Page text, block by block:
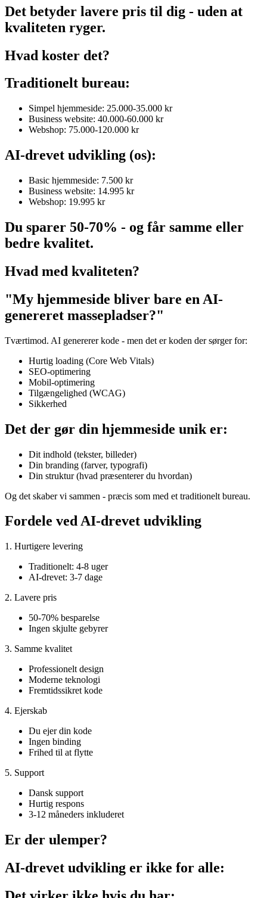
Det betyder lavere pris til dig - uden at
kvaliteten ryger.
Hvad koster det?
Traditionelt bureau:
Simpel hjemmeside: 25.000-35.000 kr
Business website: 40.000-60.000 kr
Webshop: 75.000-120.000 kr
AI-drevet udvikling (os):
Basic hjemmeside: 7.500 kr
Business website: 14.995 kr
Webshop: 19.995 kr
Du sparer 50-70% - og får samme eller
bedre kvalitet.
Hvad med kvaliteten?
"My hjemmeside bliver bare en AI-
genereret massepladser?"
Tværtimod. AI genererer kode - men det er koden der sørger for:
Hurtig loading (Core Web Vitals)
SEO-optimering
Mobil-optimering
Tilgængelighed (WCAG)
Sikkerhed
Det der gør din hjemmeside unik er:
Dit indhold (tekster, billeder)
Din branding (farver, typografi)
Din struktur (hvad præsenterer du hvordan)
Og det skaber vi sammen - præcis som med et traditionelt bureau.
Fordele ved AI-drevet udvikling
1. Hurtigere levering
Traditionelt: 4-8 uger
AI-drevet: 3-7 dage
2. Lavere pris
50-70% besparelse
Ingen skjulte gebyrer
3. Samme kvalitet
Professionelt design
Moderne teknologi
Fremtidssikret kode
4. Ejerskab
Du ejer din kode
Ingen binding
Frihed til at flytte
5. Support
Dansk support
Hurtig respons
3-12 måneders inkluderet
Er der ulemper?
AI-drevet udvikling er ikke for alle: